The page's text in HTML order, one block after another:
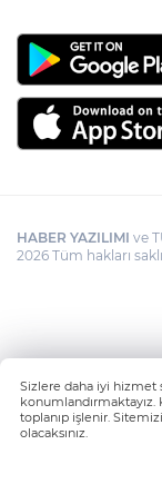
HABER YAZILIMI ve
2026 Tüm hakları
Sizlere daha iyi hizmet
konumlandırmaktayız.
toplanıp işlenir.
olacaksınız.